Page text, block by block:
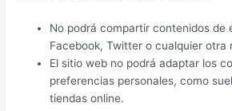
No podrá compartir contenidos de
Facebook, Twitter o cualquier otra
El sitio web no podrá adaptar los
preferencias personales, como
tiendas online.